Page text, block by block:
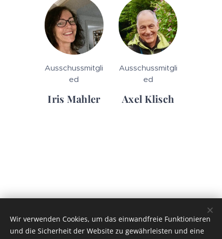
Ausschussmitgli
ed
Iris Mahler
Ausschussmitgli
ed
Axel Klisch
Wir verwenden Cookies, um das einwandfreie Funktionieren
und die Sicherheit der Website zu gewährleisten und eine